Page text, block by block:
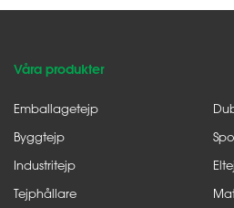
Våra produkter
Emballagetejp
Byggtejp
Industritejp
Tejphållare